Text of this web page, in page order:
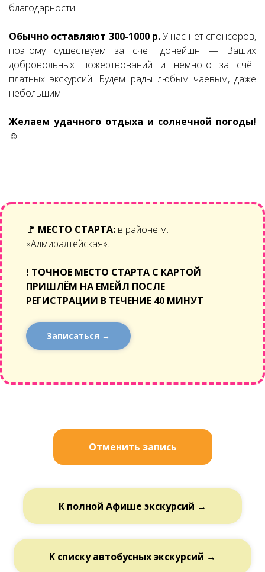
благодарности.
Обычно оставляют 300-1000 р.У нас нет спонсоров,
поэтому существуем за счёт донейшн — Ваших
добровольных пожертвований и немного за счёт
платных экскурсий. Будем рады любым чаевым, даже
небольшим.
Желаем удачного отдыха и солнечной погоды!
☺
🚩 МЕСТО СТАРТА: в районе м.
«Адмиралтейская».
! ТОЧНОЕ МЕСТО СТАРТА С КАРТОЙ
ПРИШЛЁМ НА ЕМЕЙЛ ПОСЛЕ
РЕГИСТРАЦИИ В ТЕЧЕНИЕ 40 МИНУТ
Записаться →
Отменить запись
К полной Афише экскурсий →
К списку автобусных экскурсий →